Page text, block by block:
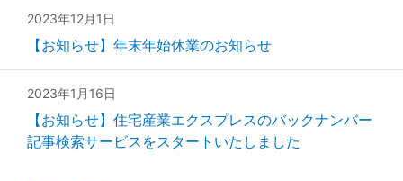
2023年12月1日
【お知らせ】年末年始休業のお知らせ
2023年1月16日
【お知らせ】住宅産業エクスプレスのバックナンバー
記事検索サービスをスタートいたしました